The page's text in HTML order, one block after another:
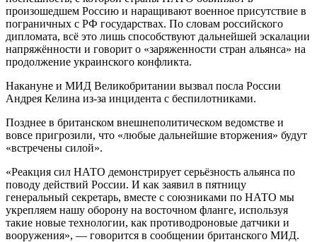
произошедшем Россию и наращивают военное присутствие в
пограничных с РФ государствах. По словам российского
дипломата, всё это лишь способствуют дальнейшей эскалации
напряжённости и говорит о «заряженности стран альянса» на
продолжение украинского конфликта.
Накануне и МИД Великобритании вызвал посла России
Андрея Келина из-за инцидента с беспилотниками.
Позднее в британском внешнеполитическом ведомстве и
вовсе пригрозили, что «любые дальнейшие вторжения» будут
«встречены силой».
«Реакция сил НАТО демонстрирует серьёзность альянса по
поводу действий России. И как заявил в пятницу
генеральный секретарь, вместе с союзниками по НАТО мы
укрепляем нашу оборону на восточном фланге, используя
такие новые технологии, как противодроновые датчики и
вооружения», — говорится в сообщении британского МИД.